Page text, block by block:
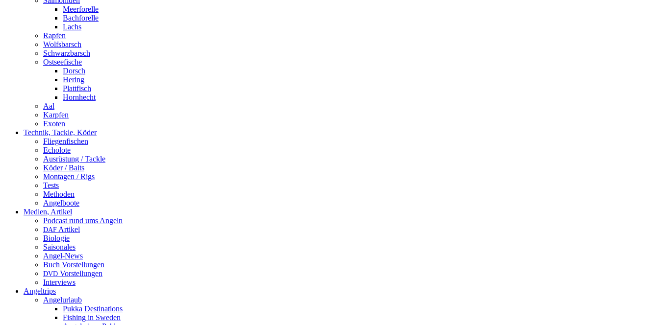
Meerforelle
Bachforelle
Lachs
Rapfen
Wolfsbarsch
Schwarzbarsch
Ostseefische
Dorsch
Hering
Plattfisch
Hornhecht
Aal
Karpfen
Exoten
Technik, Tackle, Köder
Fliegenfischen
Echolote
Ausrüstung / Tackle
Köder / Baits
Montagen / Rigs
Tests
Methoden
Angelboote
Medien, Artikel
Podcast rund ums Angeln
DAF Artikel
Biologie
Saisonales
Angel-News
Buch Vorstellungen
DVD Vorstellungen
Interviews
Angeltrips
Angelurlaub
Pukka Destinations
Fishing in Sweden